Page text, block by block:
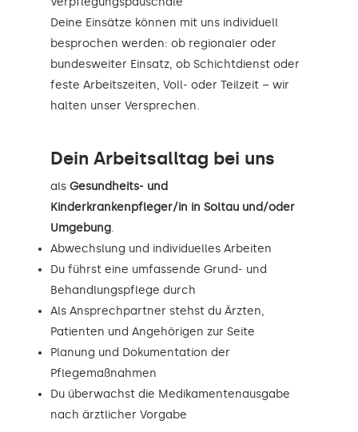
Deine Einsätze können mit uns individuell
besprochen werden: ob regionaler oder
bundesweiter Einsatz, ob Schichtdienst oder
feste Arbeitszeiten, Voll- oder Teilzeit – wir
halten unser Versprechen.
Dein Arbeitsalltag bei uns
als Gesundheits- und
Kinderkrankenpfleger/in in Soltau und/oder
Umgebung.
Abwechslung und individuelles Arbeiten
Du führst eine umfassende Grund- und
Behandlungspflege durch
Als Ansprechpartner stehst du Ärzten,
Patienten und Angehörigen zur Seite
Planung und Dokumentation der
Pflegemaßnahmen
Du überwachst die Medikamentenausgabe
nach ärztlicher Vorgabe